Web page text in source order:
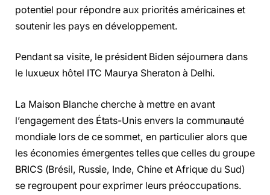
potentiel pour répondre aux priorités américaines et
soutenir les pays en développement.
Pendant sa visite, le président Biden séjournera dans
le luxueux hôtel ITC Maurya Sheraton à Delhi.
La Maison Blanche cherche à mettre en avant
l’engagement des États-Unis envers la communauté
mondiale lors de ce sommet, en particulier alors que
les économies émergentes telles que celles du groupe
BRICS (Brésil, Russie, Inde, Chine et Afrique du Sud)
se regroupent pour exprimer leurs préoccupations.